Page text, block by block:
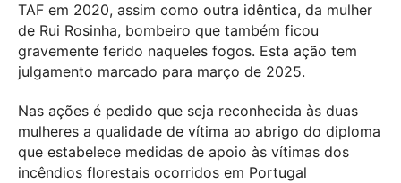
TAF em 2020, assim como outra idêntica, da mulher
de Rui Rosinha, bombeiro que também ficou
gravemente ferido naqueles fogos. Esta ação tem
julgamento marcado para março de 2025.
Nas ações é pedido que seja reconhecida às duas
mulheres a qualidade de vítima ao abrigo do diploma
que estabelece medidas de apoio às vítimas dos
incêndios florestais ocorridos em Portugal